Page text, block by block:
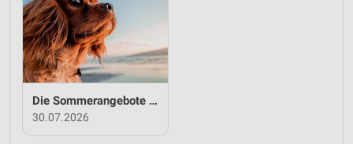
Die Sommerangebote bei DAS FUTTERHAUS!
30.07.2026